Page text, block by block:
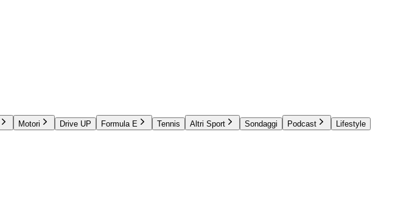
Motori Drive UP Formula E Tennis Altri Sport Sondaggi Podcast
Lifestyle